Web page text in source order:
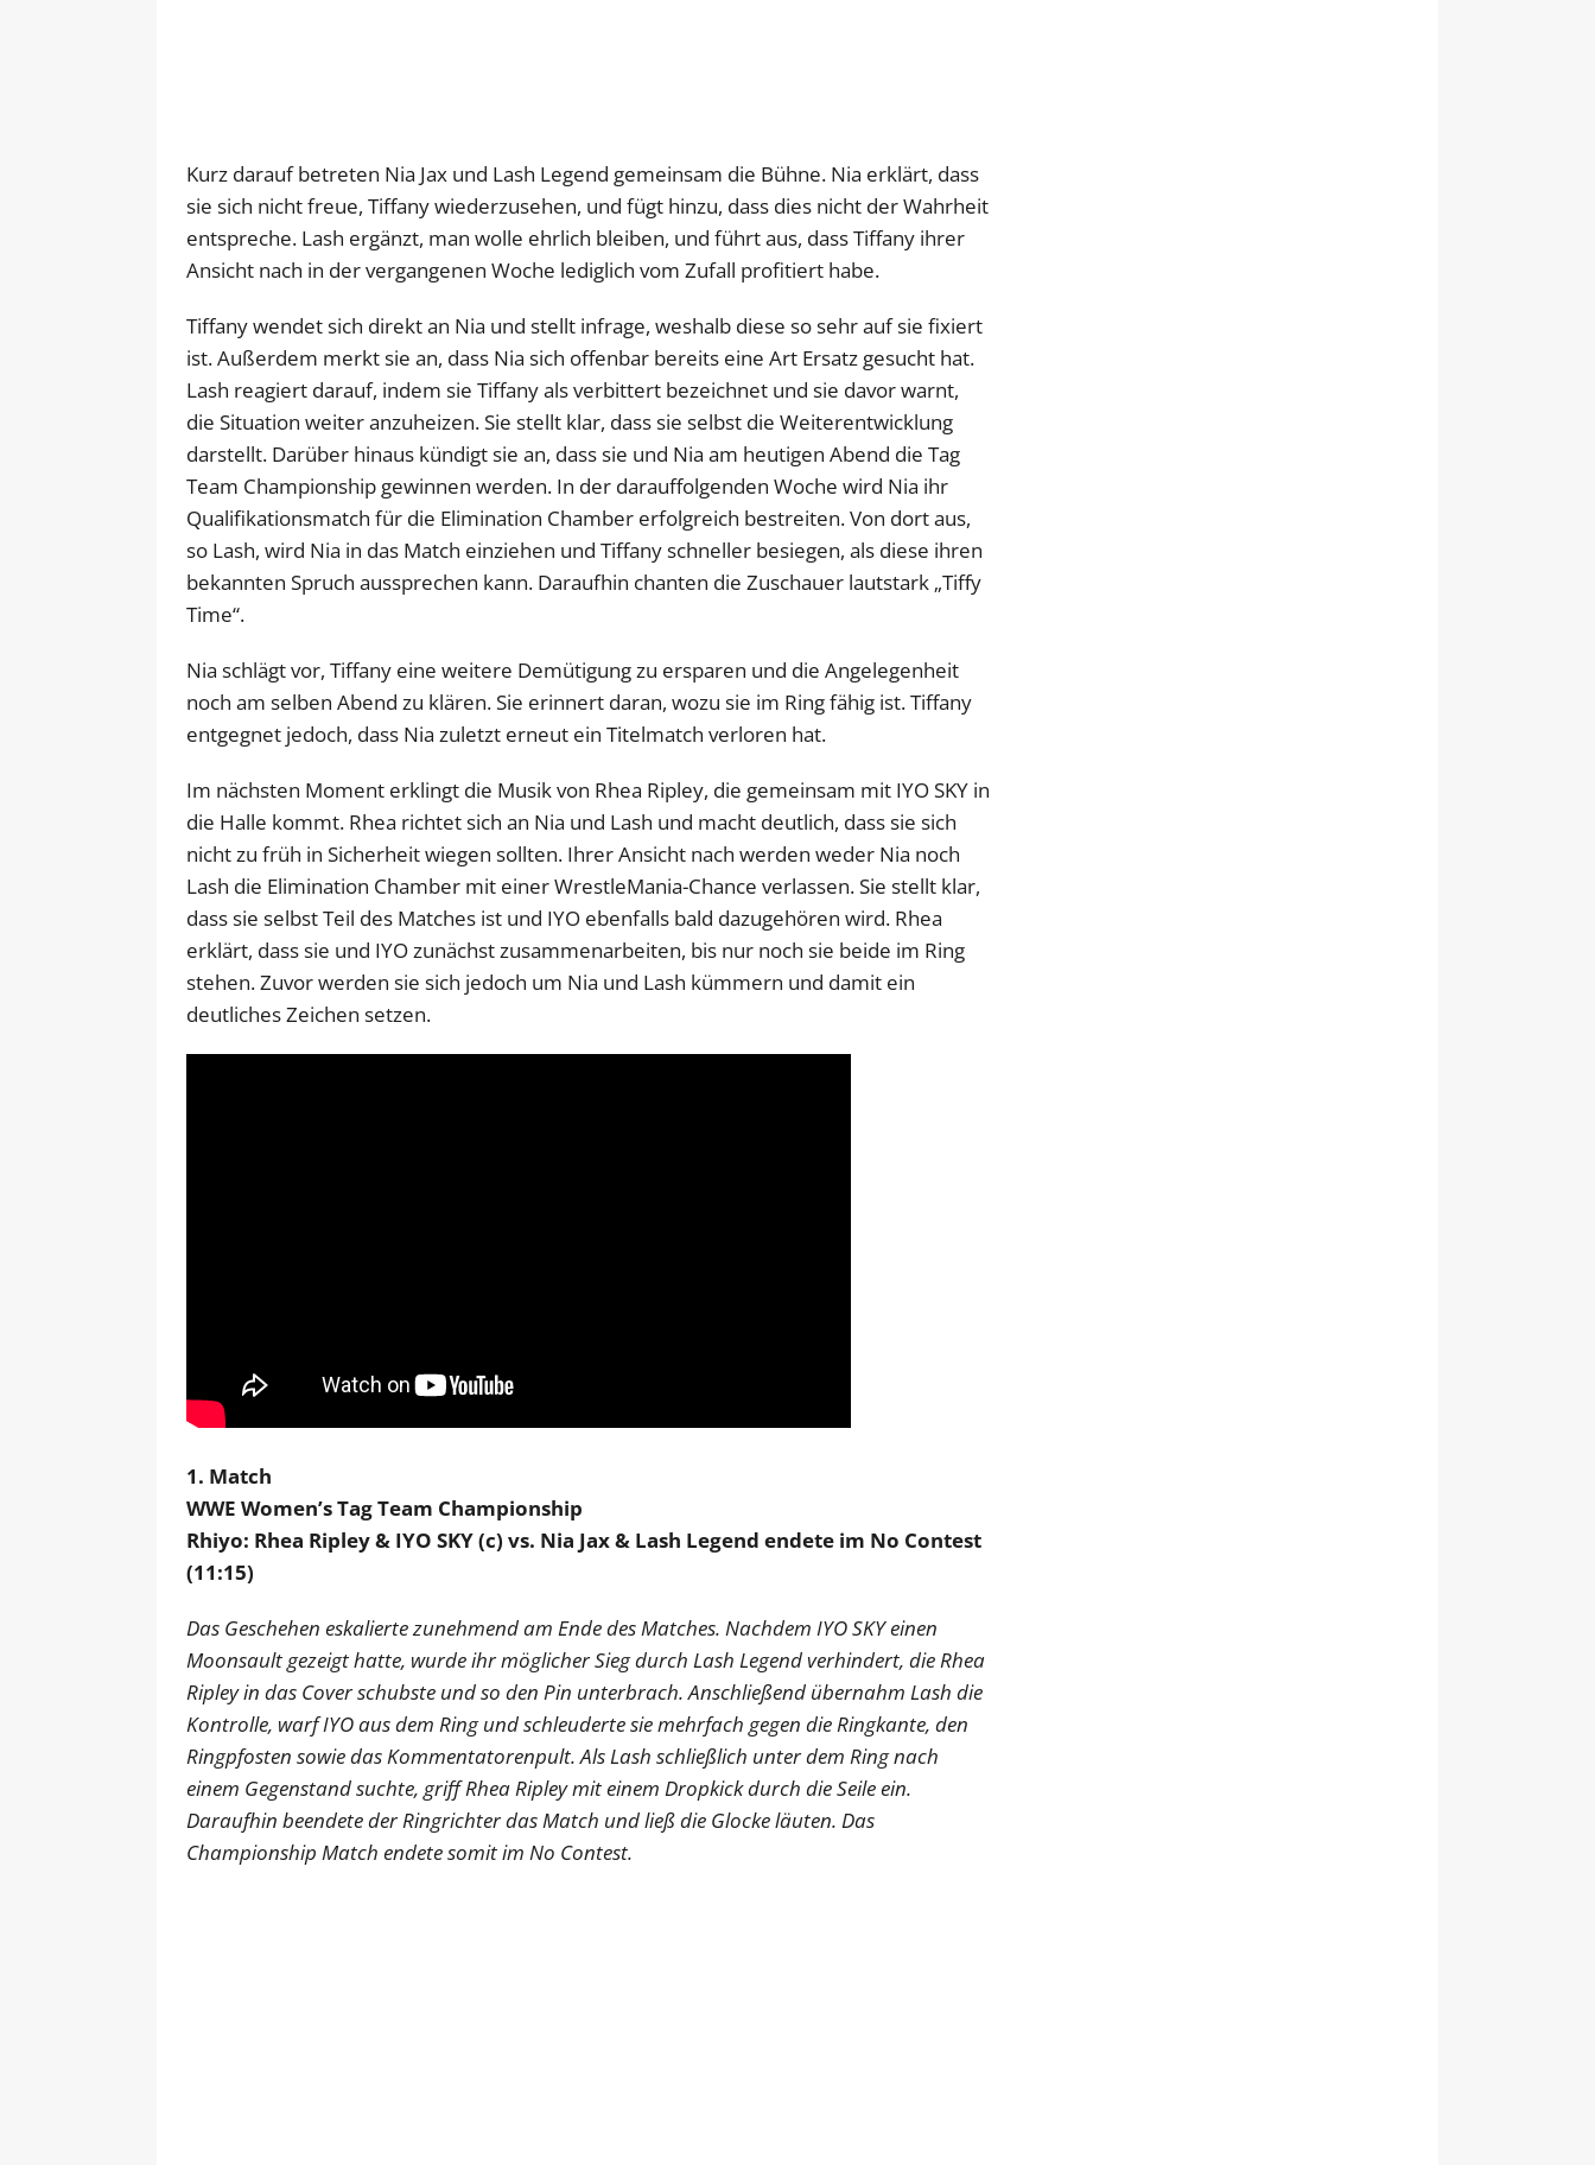
Kurz darauf betreten Nia Jax und Lash Legend gemeinsam die Bühne. Nia erklärt, dass
sie sich nicht freue, Tiffany wiederzusehen, und fügt hinzu, dass dies nicht der Wahrheit
entspreche. Lash ergänzt, man wolle ehrlich bleiben, und führt aus, dass Tiffany ihrer
Ansicht nach in der vergangenen Woche lediglich vom Zufall profitiert habe.
Tiffany wendet sich direkt an Nia und stellt infrage, weshalb diese so sehr auf sie fixiert
ist. Außerdem merkt sie an, dass Nia sich offenbar bereits eine Art Ersatz gesucht hat.
Lash reagiert darauf, indem sie Tiffany als verbittert bezeichnet und sie davor warnt,
die Situation weiter anzuheizen. Sie stellt klar, dass sie selbst die Weiterentwicklung
darstellt. Darüber hinaus kündigt sie an, dass sie und Nia am heutigen Abend die Tag
Team Championship gewinnen werden. In der darauffolgenden Woche wird Nia ihr
Qualifikationsmatch für die Elimination Chamber erfolgreich bestreiten. Von dort aus,
so Lash, wird Nia in das Match einziehen und Tiffany schneller besiegen, als diese ihren
bekannten Spruch aussprechen kann. Daraufhin chanten die Zuschauer lautstark „Tiffy
Time“.
Nia schlägt vor, Tiffany eine weitere Demütigung zu ersparen und die Angelegenheit
noch am selben Abend zu klären. Sie erinnert daran, wozu sie im Ring fähig ist. Tiffany
entgegnet jedoch, dass Nia zuletzt erneut ein Titelmatch verloren hat.
Im nächsten Moment erklingt die Musik von Rhea Ripley, die gemeinsam mit IYO SKY in
die Halle kommt. Rhea richtet sich an Nia und Lash und macht deutlich, dass sie sich
nicht zu früh in Sicherheit wiegen sollten. Ihrer Ansicht nach werden weder Nia noch
Lash die Elimination Chamber mit einer WrestleMania-Chance verlassen. Sie stellt klar,
dass sie selbst Teil des Matches ist und IYO ebenfalls bald dazugehören wird. Rhea
erklärt, dass sie und IYO zunächst zusammenarbeiten, bis nur noch sie beide im Ring
stehen. Zuvor werden sie sich jedoch um Nia und Lash kümmern und damit ein
deutliches Zeichen setzen.
1. Match
WWE Women’s Tag Team Championship
Rhiyo: Rhea Ripley & IYO SKY (c) vs. Nia Jax & Lash Legend endete im No Contest
(11:15)
Das Geschehen eskalierte zunehmend am Ende des Matches. Nachdem IYO SKY einen
Moonsault gezeigt hatte, wurde ihr möglicher Sieg durch Lash Legend verhindert, die Rhea
Ripley in das Cover schubste und so den Pin unterbrach. Anschließend übernahm Lash die
Kontrolle, warf IYO aus dem Ring und schleuderte sie mehrfach gegen die Ringkante, den
Ringpfosten sowie das Kommentatorenpult. Als Lash schließlich unter dem Ring nach
einem Gegenstand suchte, griff Rhea Ripley mit einem Dropkick durch die Seile ein.
Daraufhin beendete der Ringrichter das Match und ließ die Glocke läuten. Das
Championship Match endete somit im No Contest.